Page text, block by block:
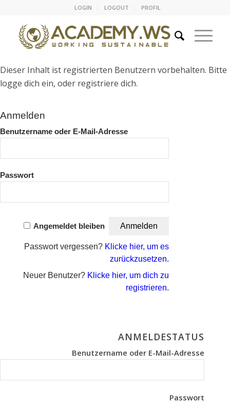
LOGIN LOGOUT PROFIL
Dieser Inhalt ist registrierten Benutzern vorbehalten. Bitte
logge dich ein, oder registriere dich.
Anmelden
Benutzername oder E-Mail-Adresse
Passwort
Angemeldet bleiben
Passwort vergessen? Klicke hier, um es
zurückzusetzen.
Neuer Benutzer? Klicke hier, um dich zu
registrieren.
ANMELDESTATUS
Benutzername oder E-Mail-Adresse
Passwort